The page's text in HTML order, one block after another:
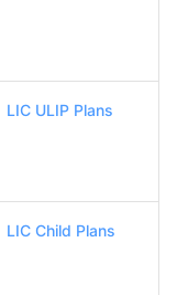
LIC ULIP Plans
LIC Child Plans